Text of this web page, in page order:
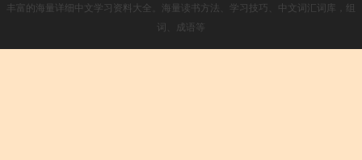
丰富的海量详细中文学习资料大全。海量读书方法、学习技巧、中文词汇词库，组
词、成语等